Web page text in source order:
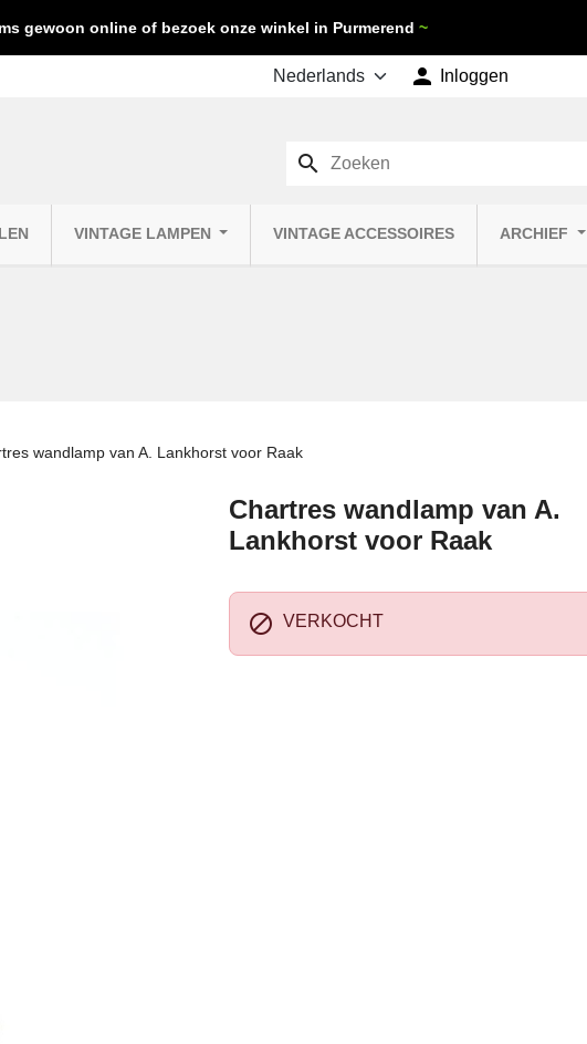
gewoon online of bezoek onze winkel in Purmerend ~
 Inloggen
VINTAGE LAMPEN VINTAGE ACCESSOIRES ARCHIEF
search
wandlamp van A. Lankhorst voor Raak
Chartres wandlamp van A.
Lankhorst voor Raak
 VERKOCHT